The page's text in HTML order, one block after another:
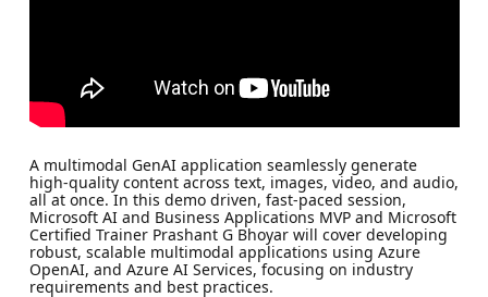
A multimodal GenAI application seamlessly generate
high-quality content across text, images, video, and audio,
all at once. In this demo driven, fast-paced session,
Microsoft AI and Business Applications MVP and Microsoft
Certified Trainer Prashant G Bhoyar will cover developing
robust, scalable multimodal applications using Azure
OpenAI, and Azure AI Services, focusing on industry
requirements and best practices.